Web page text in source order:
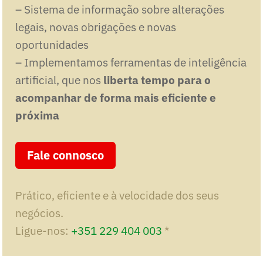
– Sistema de informação sobre alterações
legais, novas obrigações e novas
oportunidades
– Implementamos ferramentas de inteligência
artificial, que nos liberta tempo para o
acompanhar de forma mais eficiente e
próxima
Fale connosco
Prático, eficiente e à velocidade dos seus
negócios.
Ligue-nos: +351 229 404 003 *